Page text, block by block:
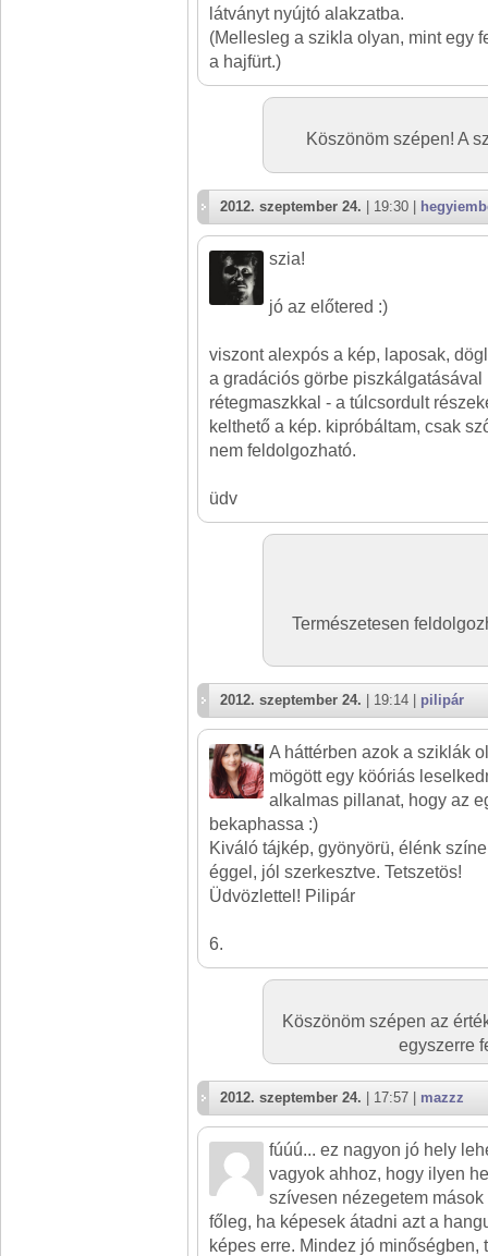
látványt nyújtó alakzatba.
(Mellesleg a szikla olyan, mint egy
a hajfürt.)
Köszönöm szépen! A
2012. szeptember 24. | 19:30 |
szia!
jó az előtered :)
viszont alexpós a kép, laposak,
a gradációs görbe piszkálgatásával
rétegmaszkkal - a túlcsordult
kelthető a kép. kipróbáltam, csak
nem feldolgozható.
üdv
Természetesen
2012. szeptember 24. | 19:14 | pilipár
A háttérben azok a sziklák
mögött egy köóriás
alkalmas pillanat, hogy az
bekaphassa :)
Kiváló tájkép, gyönyörü, élénk
éggel, jól szerkesztve. Tetszetös!
Üdvözlettel! Pilipár
6.
Köszönöm szépen az
egyszerre
2012. szeptember 24. | 17:57 | mazzz
fúúú... ez nagyon jó hely
vagyok ahhoz, hogy ilyen
szívesen nézegetem
főleg, ha képesek átadni azt a
képes erre. Mindez jó minőségben,